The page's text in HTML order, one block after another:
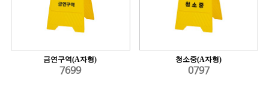
금연구역(A자형)
7699
청소중(A자형)
0797